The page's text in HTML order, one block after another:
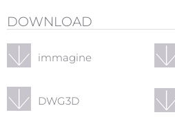
DOWNLOAD
immagine
DWG3D